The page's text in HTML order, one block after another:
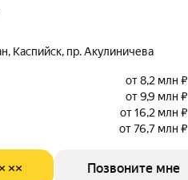
Каспийск, пр. Акулиничева
от 8,2 млн ₽
от 9,9 млн ₽
от 16,2 млн ₽
от 76,7 млн ₽
×× Позвоните мне